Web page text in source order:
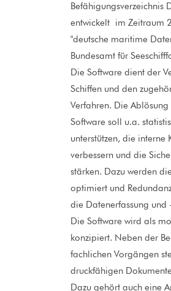
Befähigungsverzeichnis
entwickelt im Zeitraum
"deutsche maritime
Bundesamt für
Die Software dient der
Schiffen und den
Verfahren. Die
Software soll u.a.
unterstützen, die
verbessern und die
stärken. Dazu werden
optimiert und
die Datenerfassung
Die Software wird als
konzipiert. Neben der
fachlichen Vorgängen
druckfähigen
Dazu gehört auch eine